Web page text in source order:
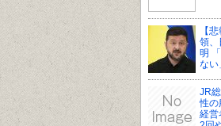
【
領、
明
ない
JR
性の
経営